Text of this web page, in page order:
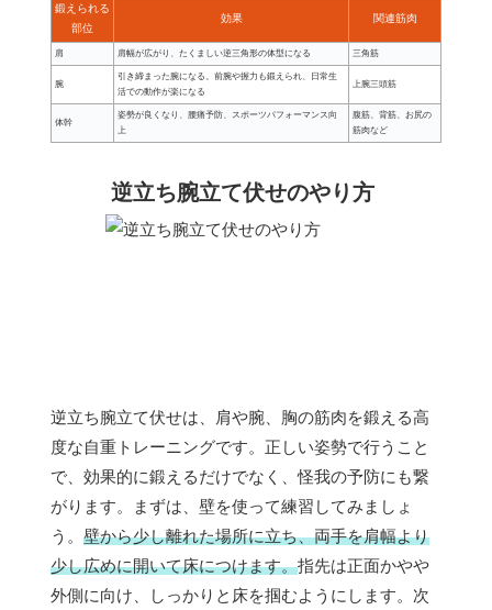
鍛えられる
部位
効果 関連筋肉
肩 肩幅が広がり、たくましい逆三角形の体型になる 三角筋
腕
引き締まった腕になる。前腕や握力も鍛えられ、日常生
活での動作が楽になる
上腕三頭筋
体幹
姿勢が良くなり、腰痛予防、スポーツパフォーマンス向
上
腹筋、背筋、お尻の
筋肉など
逆立ち腕立て伏せのやり方
逆立ち腕立て伏せは、肩や腕、胸の筋肉を鍛える高
度な自重トレーニングです。正しい姿勢で行うこと
で、効果的に鍛えるだけでなく、怪我の予防にも繋
がります。まずは、壁を使って練習してみましょ
う。 壁から少し離れた場所に立ち、両手を肩幅より
少し広めに開いて床につけます。指先は正面かやや
外側に向け、しっかりと床を掴むようにします。次